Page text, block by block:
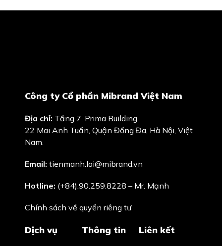
Công ty Cổ phần Mibrand Việt Nam
Địa chỉ: Tầng 7, Prima Building,
22 Mai Anh Tuấn, Quận Đống Đa, Hà Nội, Việt
Nam.
Email: tienmanh.lai@mibrand.vn
Hotline: (+84).90.259.8228 – Mr. Mạnh
Chính sách về quyền riêng tư
Dịch vụ Thông tin Liên kết